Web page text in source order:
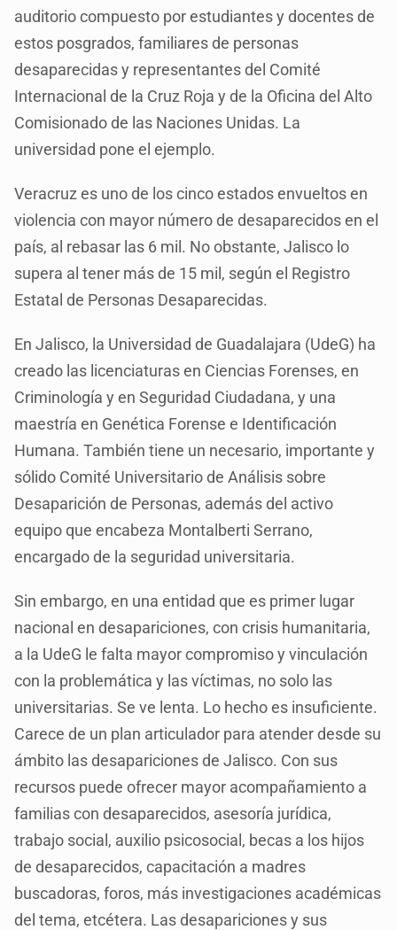
auditorio compuesto por estudiantes y docentes de
estos posgrados, familiares de personas
desaparecidas y representantes del Comité
Internacional de la Cruz Roja y de la Oficina del Alto
Comisionado de las Naciones Unidas. La
universidad pone el ejemplo.
Veracruz es uno de los cinco estados envueltos en
violencia con mayor número de desaparecidos en el
país, al rebasar las 6 mil. No obstante, Jalisco lo
supera al tener más de 15 mil, según el Registro
Estatal de Personas Desaparecidas.
En Jalisco, la Universidad de Guadalajara (UdeG) ha
creado las licenciaturas en Ciencias Forenses, en
Criminología y en Seguridad Ciudadana, y una
maestría en Genética Forense e Identificación
Humana. También tiene un necesario, importante y
sólido Comité Universitario de Análisis sobre
Desaparición de Personas, además del activo
equipo que encabeza Montalberti Serrano,
encargado de la seguridad universitaria.
Sin embargo, en una entidad que es primer lugar
nacional en desapariciones, con crisis humanitaria,
a la UdeG le falta mayor compromiso y vinculación
con la problemática y las víctimas, no solo las
universitarias. Se ve lenta. Lo hecho es insuficiente.
Carece de un plan articulador para atender desde su
ámbito las desapariciones de Jalisco. Con sus
recursos puede ofrecer mayor acompañamiento a
familias con desaparecidos, asesoría jurídica,
trabajo social, auxilio psicosocial, becas a los hijos
de desaparecidos, capacitación a madres
buscadoras, foros, más investigaciones académicas
del tema, etcétera. Las desapariciones y sus